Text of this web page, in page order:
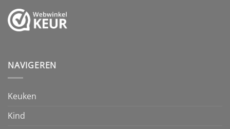
NAVIGEREN
Keuken
Kind